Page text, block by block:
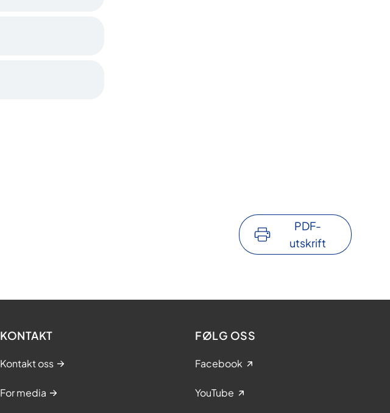
PDF-
utskrift
KONTAKT
Kontakt oss
For media
FØLG OSS
Facebook
YouTube